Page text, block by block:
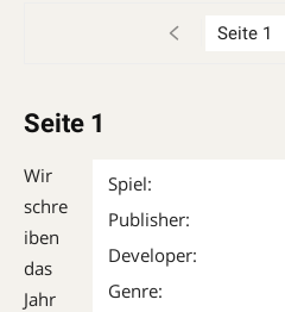
Seite 1
Spiel:
Publisher:
Developer:
Genre:
Wir
schre
iben
das
Jahr